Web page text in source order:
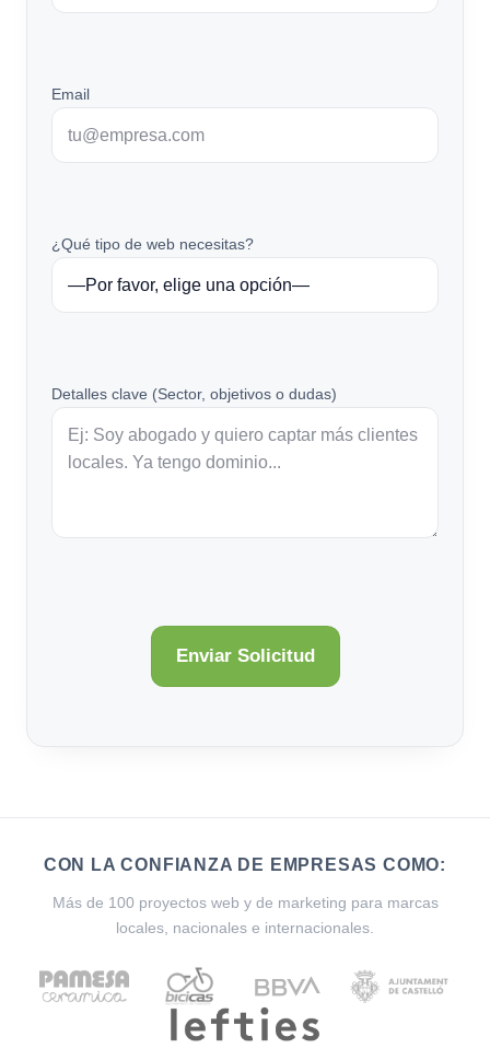
Email
¿Qué tipo de web necesitas?
Detalles clave (Sector, objetivos o dudas)
CON LA CONFIANZA DE EMPRESAS COMO:
Más de 100 proyectos web y de marketing para marcas
locales, nacionales e internacionales.